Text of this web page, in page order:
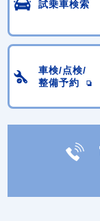
試乗車検索
車検/点検/
整備予約